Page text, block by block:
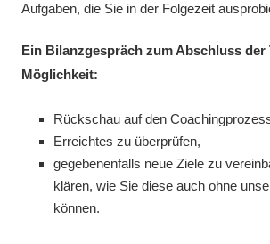
Aufgaben, die Sie in der Folgezeit
Ein Bilanzgespräch zum Abschluss der
Möglichkeit:
Rückschau auf den
Erreichtes zu überprüfen,
gegebenenfalls neue Ziele zu
klären, wie Sie diese auch ohne
können.